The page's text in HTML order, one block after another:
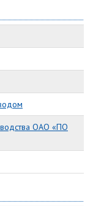
ОАО «ПО